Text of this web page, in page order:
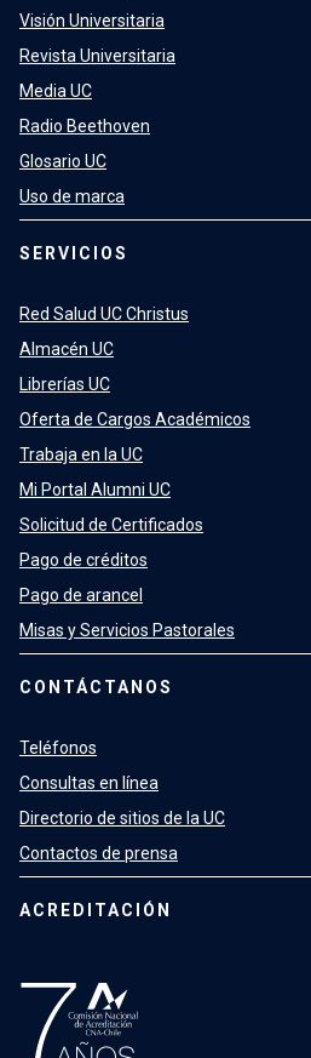
Visión Universitaria
Revista Universitaria
Media UC
Radio Beethoven
Glosario UC
Uso de marca
SERVICIOS
Red Salud UC Christus
Almacén UC
Librerías UC
Oferta de Cargos Académicos
Trabaja en la UC
Mi Portal Alumni UC
Solicitud de Certificados
Pago de créditos
Pago de arancel
Misas y Servicios Pastorales
CONTÁCTANOS
Teléfonos
Consultas en línea
Directorio de sitios de la UC
Contactos de prensa
ACREDITACIÓN